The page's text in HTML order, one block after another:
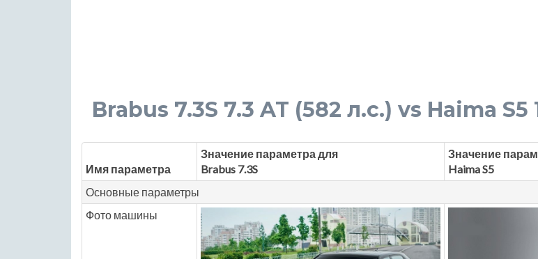
Brabus 7.3S 7.3 AT (582 л.с.) vs Haima S5
Имя параметра
Значение параметра для
Brabus 7.3S
Значение
Haima S5
Основные параметры
Фото машины